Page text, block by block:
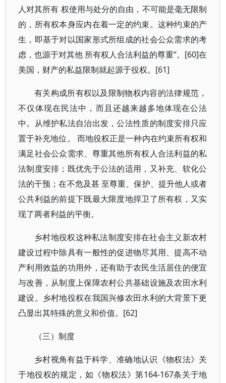
人对其所有 权使用与处分的自由，不可能是毫无限制
的，所有权本身应内在着一定的约束。这种约束的产
生，即基于对以国家形式所组成的社会公众需求的考
虑，也源于对其他 所有权人合法利益的尊重”。[60]在
美国，财产的私益限制就起源于役权。[61]
有关构成所有权以及限制物权内容的法律规范，
不仅体现在民法中，而且还越来越多地体现在公法
中。从维护私法自治出发，公法性质的制度安排只应
置于补充地位。 而地役权正是一种内在约束所有权和
满足社会公众需求、尊重其他所有权人合法利益的私
法制度安排；既优先于公法的适用，又补充、软化公
法的干预；在不危及甚 至尊重、保护、提升他人或者
公共利益的前提下既最大限度地捍卫了所有权，又实
现了两者利益的平衡。
乡村地役权这种私法制度安排在社会主义新农村
建设过程中除具有一般性的促进物尽其用、提高不动
产利用效益的功用外，还有助于农民生活居住的便宜
与改善，从制度上保障农村公共基础设施及农田水利
建设。乡村地役权在我国兴修农田水利的大背景下更
凸显出其特殊的意义和价值。[62]
（三）制度
乡村视角有益于科学、准确地认识《物权法》关
于地役权的规定，如《物权法》第164-167条关于地